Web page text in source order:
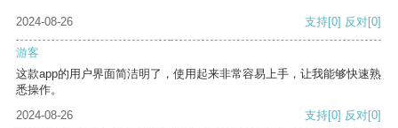
2024-08-26 支持[0] 反对[0]
游客
这款app的用户界面简洁明了，使用起来非常容易上手，让我能够快速熟
悉操作。
2024-08-26
支持[0] 反对[0]